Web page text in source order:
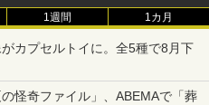
1週間 1カ月
カプセルトイに。全5種で8月下
怪奇ファイル」、ABEMAで「葬